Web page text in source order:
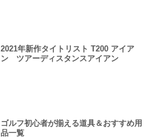
2021年新作タイトリスト T200 アイア
ン ツアーディスタンスアイアン
ゴルフ初心者が揃える道具＆おすすめ用
品一覧